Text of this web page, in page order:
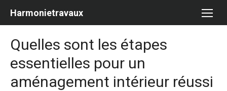
Harmonietravaux
Quelles sont les étapes
essentielles pour un
aménagement intérieur réussi